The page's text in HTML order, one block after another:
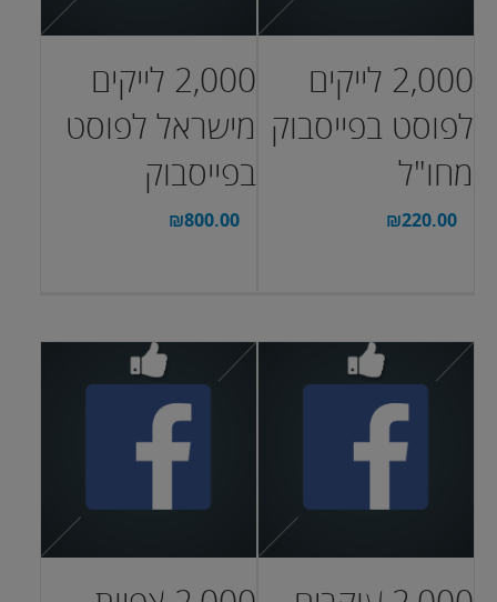
2,000 לייקים
לפוסט בפייסבוק
מחו"ל
₪220.00
2,000 לייקים
מישראל לפוסט
בפייסבוק
₪800.00